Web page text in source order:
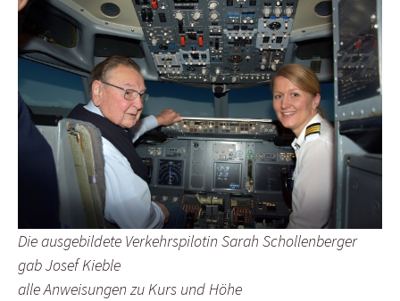
Die ausgebildete Verkehrspilotin Sarah Schollenberger
gab Josef Kieble
alle Anweisungen zu Kurs und Höhe